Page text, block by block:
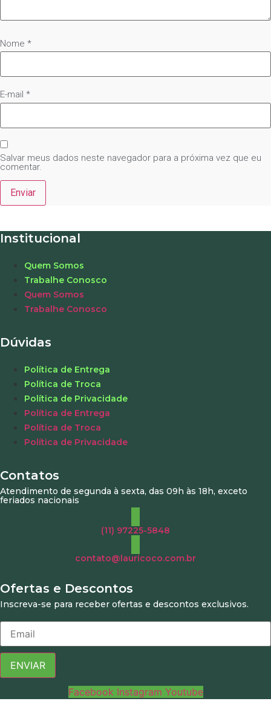
Nome *
E-mail *
Salvar meus dados neste navegador para a próxima vez que eu
comentar.
Institucional
Quem Somos
Trabalhe Conosco
Quem Somos
Trabalhe Conosco
Dúvidas
Política de Entrega
Política de Troca
Política de Privacidade
Política de Entrega
Política de Troca
Política de Privacidade
Contatos
Atendimento de segunda à sexta, das 09h às 18h, exceto
feriados nacionais
(11) 97225-5848
contato@lauricoco.com.br
Ofertas e Descontos
Inscreva-se para receber ofertas e descontos exclusivos.
ENVIAR
Facebook Instagram Youtube